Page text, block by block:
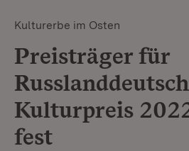
Kulturerbe im Osten
Preisträger für
Kulturpreis
fest